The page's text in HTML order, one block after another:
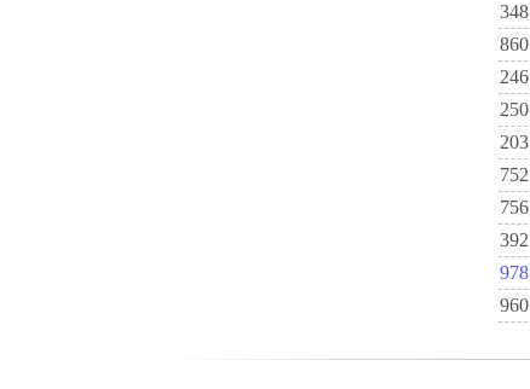
348
860
246
250
203
752
756
392
978
960